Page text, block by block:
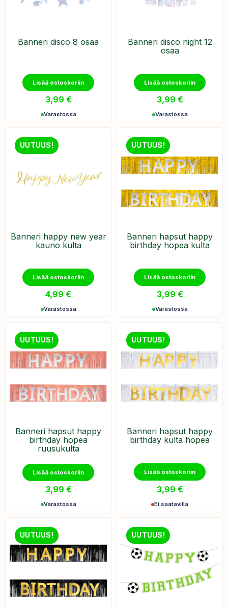
Banneri disco 8 osaa
Lisää ostoskoriin
3,99 €
Varastossa
Banneri disco night 12
osaa
Lisää ostoskoriin
3,99 €
Varastossa
UUTUUS!
Banneri happy new year
kauno kulta
Lisää ostoskoriin
4,99 €
Varastossa
UUTUUS!
Banneri hapsut happy
birthday hopea kulta
Lisää ostoskoriin
3,99 €
Varastossa
UUTUUS!
Banneri hapsut happy
birthday hopea
ruusukulta
Lisää ostoskoriin
3,99 €
Varastossa
UUTUUS!
Banneri hapsut happy
birthday kulta hopea
Lisää ostoskoriin
3,99 €
Ei saatavilla
UUTUUS! UUTUUS!